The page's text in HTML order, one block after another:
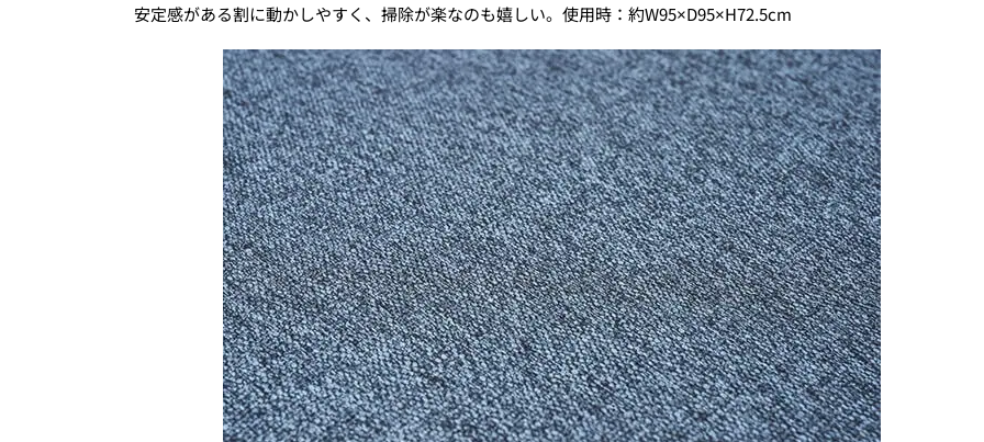
安定感がある割に動かしやすく、掃除が楽なのも嬉しい。使用時：約W95×D95×H72.5cm